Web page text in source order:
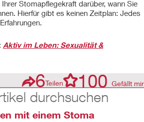
Stomapflegekraft darüber, wann Sie
Hierfür gibt es keinen Zeitplan: Jedes
Aktiv im Leben: Sexualität &
6Teilen 100 Gefällt mir
durchsuchen
mit einem Stoma